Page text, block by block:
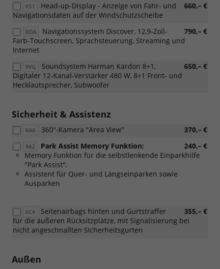
KS1 660,– €
Head-up-Display - Anzeige von Fahr- und
Navigationsdaten auf der Windschutzscheibe
RDA 790,– €
Navigationssystem Discover, 12,9-Zoll-
Farb-Touchscreen, Sprachsteuerung, Streaming und
Internet
9VG 650,– €
Soundsystem Harman Kardon 8+1,
Digitaler 12-Kanal-Verstärker 480 W, 8+1 Front- und
Hecklautsprecher, Subwoofer
Sicherheit & Assistenz
KA6 370,– €
360°-Kamera "Area View"
8A2 240,– €
Park Assist Memory Funktion:
Memory Funktion für die selbstlenkende Einparkhilfe
"Park Assist",
Assistent für Quer- und Längseinparken sowie
Ausparken
6C4 355,– €
Seitenairbags hinten und Gurtstraffer
für die äußeren Rücksitzplätze, mit Signalisierung bei
nicht angeschnallten Sicherheitsgurten
Außen